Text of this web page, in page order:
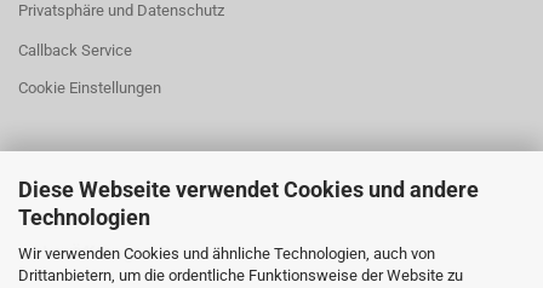
Diese Webseite verwendet Cookies und andere
Technologien
Wir verwenden Cookies und ähnliche Technologien, auch von
Drittanbietern, um die ordentliche Funktionsweise der Website zu
Privatsphäre und Datenschutz
Callback Service
Cookie Einstellungen
Laden Öffnungszeiten